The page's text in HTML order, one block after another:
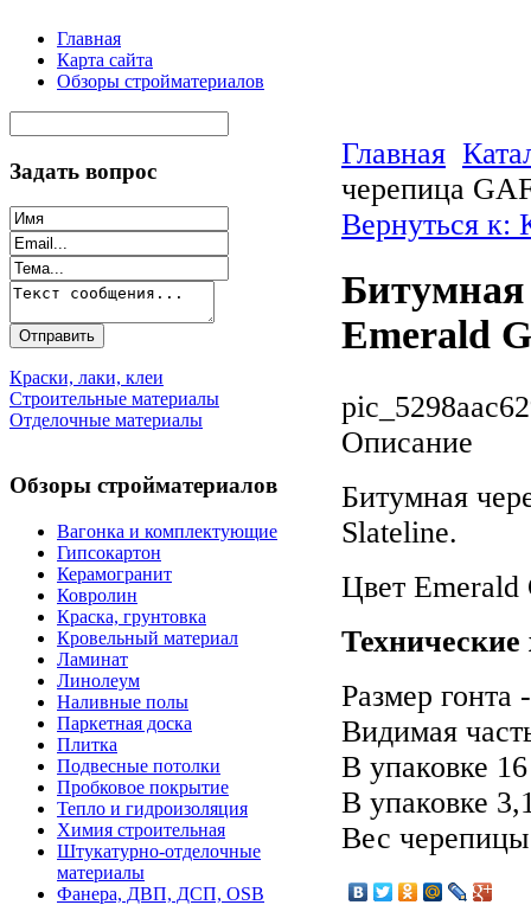
Главная
Карта сайта
Обзоры стройматериалов
Задать вопрос
Краски, лаки, клеи
Строительные материалы
Отделочные материалы
Обзоры стройматериалов
Вагонка и комплектующие
Гипсокартон
Керамогранит
Ковролин
Краска, грунтовка
Кровельный материал
Ламинат
Линолеум
Наливные полы
Паркетная доска
Плитка
Подвесные потолки
Пробковое покрытие
Тепло и гидроизоляция
Химия строительная
Штукатурно-отделочные
материалы
Фанера, ДВП, ДСП, OSB
Главная
черепица
Вернуться к:
Битумная
Emerald
Описание
Битумная
Slateline.
Цвет Emerald
Размер
Видимая
В упаковке
В упаковке
Вес